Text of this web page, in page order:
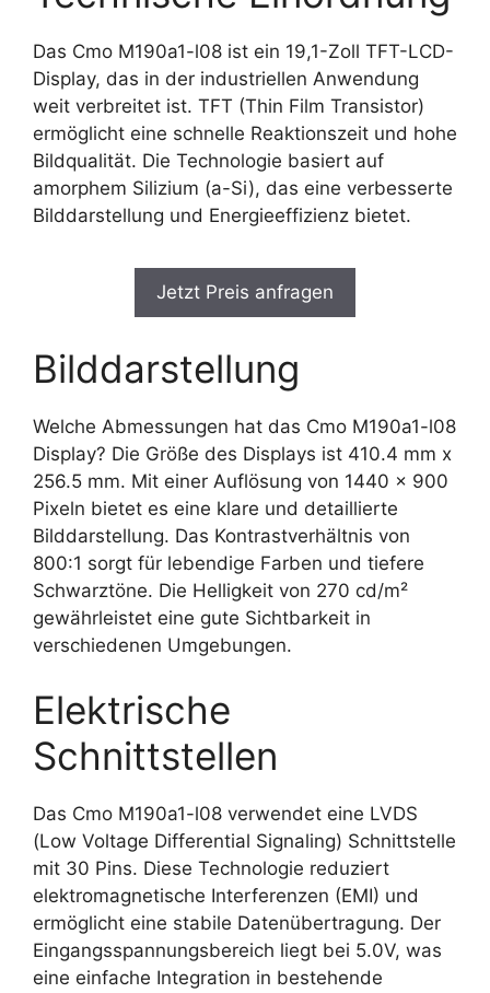
Das Cmo M190a1-l08 ist ein 19,1-Zoll TFT-LCD-
Display, das in der industriellen Anwendung
weit verbreitet ist. TFT (Thin Film Transistor)
ermöglicht eine schnelle Reaktionszeit und hohe
Bildqualität. Die Technologie basiert auf
amorphem Silizium (a-Si), das eine verbesserte
Bilddarstellung und Energieeffizienz bietet.
Jetzt Preis anfragen
Bilddarstellung
Welche Abmessungen hat das Cmo M190a1-l08
Display? Die Größe des Displays ist 410.4 mm x
256.5 mm. Mit einer Auflösung von 1440 x 900
Pixeln bietet es eine klare und detaillierte
Bilddarstellung. Das Kontrastverhältnis von
800:1 sorgt für lebendige Farben und tiefere
Schwarztöne. Die Helligkeit von 270 cd/m²
gewährleistet eine gute Sichtbarkeit in
verschiedenen Umgebungen.
Elektrische
Schnittstellen
Das Cmo M190a1-l08 verwendet eine LVDS
(Low Voltage Differential Signaling) Schnittstelle
mit 30 Pins. Diese Technologie reduziert
elektromagnetische Interferenzen (EMI) und
ermöglicht eine stabile Datenübertragung. Der
Eingangsspannungsbereich liegt bei 5.0V, was
eine einfache Integration in bestehende